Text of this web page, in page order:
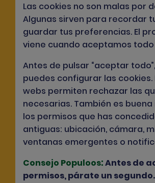
Las cookies no son malas por
Algunas sirven para recordar
guardar tus preferencias. El
viene cuando aceptamos todo
Antes de pulsar “aceptar
puedes configurar las cookies.
webs permiten rechazar las
necesarias. También es
los permisos que has
antiguas: ubicación, cámara,
ventanas emergentes o
Consejo Populoos:Antes de
permisos, párate un